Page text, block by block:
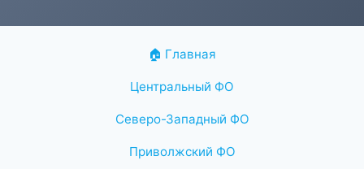
🏠 Главная
Центральный ФО
Северо-Западный ФО
Приволжский ФО